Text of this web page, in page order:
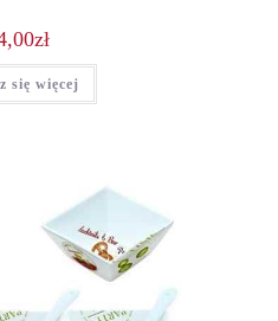
zł
się więcej